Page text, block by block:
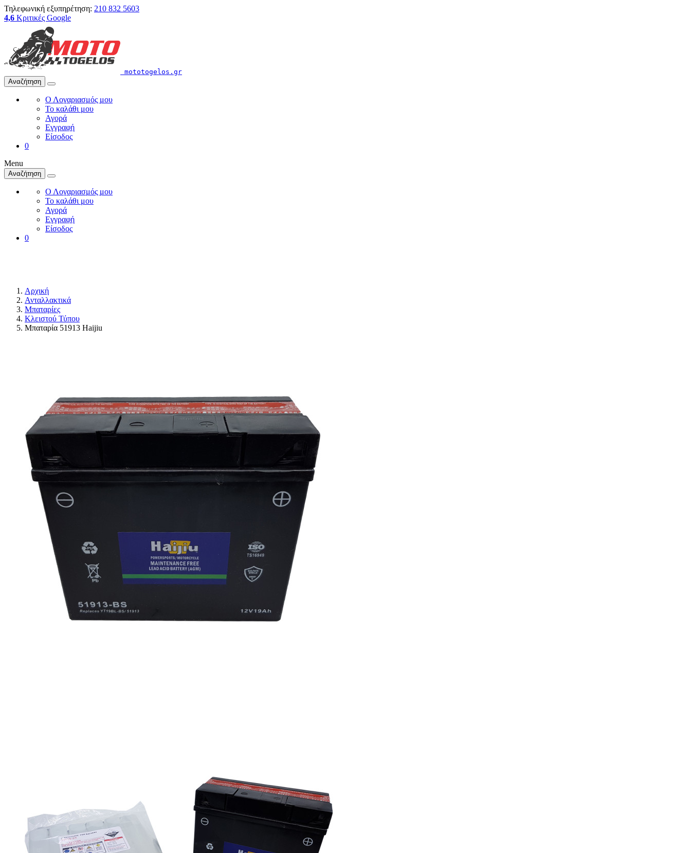
Τηλεφωνική εξυπηρέτηση: 210 832 5603
4,6 Κριτικές Google
mototogelos.gr
Αναζήτηση
Ο Λογαριασμός μου
Το καλάθι μου
Αγορά
Εγγραφή
Είσοδος
0
Menu
Αναζήτηση
Ο Λογαριασμός μου
Το καλάθι μου
Αγορά
Εγγραφή
Είσοδος
0
Αρχική
Ανταλλακτικά
Μπαταρίες
Κλειστού Τύπου
Μπαταρία 51913 Haijiu